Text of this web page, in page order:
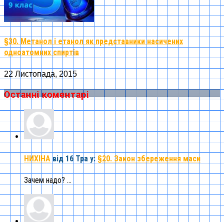
§30. Метанол і етанол як представники насичених
одноатомних спиртів
22 Листопада, 2015
Останні коментарі
НИХІНА від 16 Тра у: §20. Закон збереження маси
Зачем надо? ...